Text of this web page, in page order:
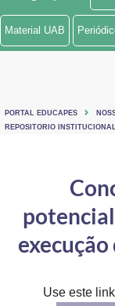
Ministério de Minas e
Ministério do Turismo
Controladoria-Geral da
Ministério da Mulher, da
Secretaria de Governo
Material UAB
PORTAL EDUCAPES
REPOSITORIO
Use este